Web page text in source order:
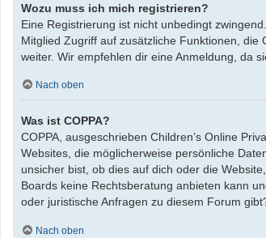
Wozu muss ich mich registrieren?
Eine Registrierung ist nicht unbedingt
Mitglied Zugriff auf zusätzliche Funktionen, die
weiter. Wir empfehlen dir eine Anmeldung, da
Nach oben
Was ist COPPA?
COPPA, ausgeschrieben Children’s Online
Websites, die möglicherweise persönliche
unsicher bist, ob dies auf dich oder die
Boards keine Rechtsberatung anbieten kann
oder juristische Anfragen zu diesem Forum
Nach oben